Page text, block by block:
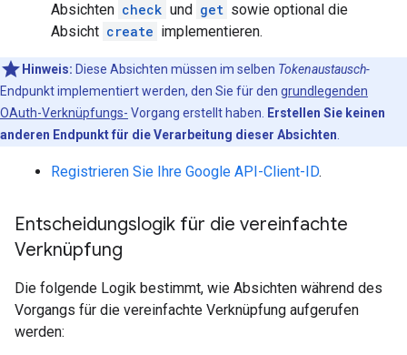
Absichten check und get sowie optional die
Absicht create implementieren.
Hinweis: Diese Absichten müssen im selben Tokenaustausch-
Endpunkt implementiert werden, den Sie für den grundlegenden
OAuth-Verknüpfungs- Vorgang erstellt haben. Erstellen Sie keinen
anderen Endpunkt für die Verarbeitung dieser Absichten.
Registrieren Sie Ihre Google API-Client-ID.
Entscheidungslogik für die vereinfachte
Verknüpfung
Die folgende Logik bestimmt, wie Absichten während des
Vorgangs für die vereinfachte Verknüpfung aufgerufen
werden: